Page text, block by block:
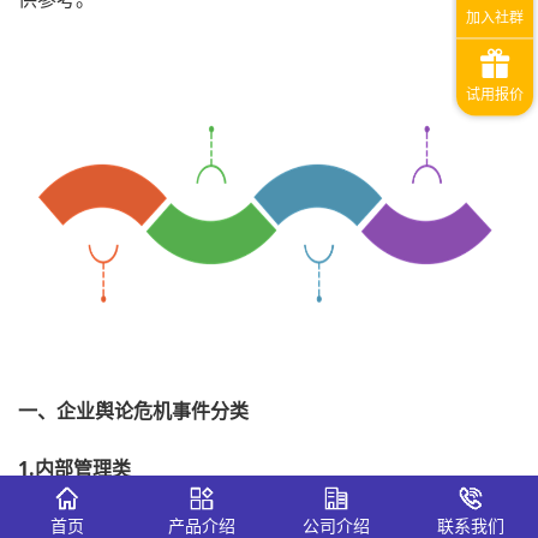
一、 企业舆论危机事件分类
1.内部管理类
这种危机事件主要是由于企业内部管理不善，导致员工、消
首页 产品介绍 公司介绍 联系我们